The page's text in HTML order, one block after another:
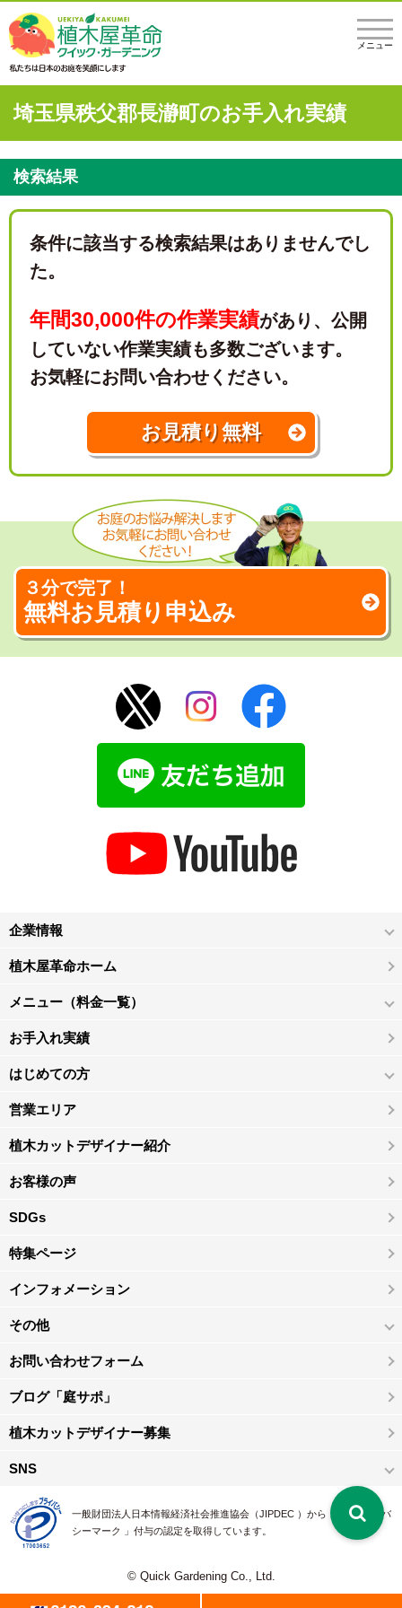
メニュー
埼玉県秩父郡長瀞町のお手入れ実績
検索結果
条件に該当する検索結果はありませんでし
た。
年間30,000件の作業実績があり、 公開
していない作業実績も多数ございます。
お気軽にお問い合わせください。
お見積り無料
３分で完了！
無料お見積り申込み
企業情報
植木屋革命ホーム
メニュー（料金一覧）
お手入れ実績
はじめての方
営業エリア
植木カットデザイナー紹介
お客様の声
SDGs
特集ページ
インフォメーション
その他
お問い合わせフォーム
ブログ「庭サポ」
植木カットデザイナー募集
SNS
一般財団法人日本情報経済社会推進協会（JIPDEC ）から 、「 プライバ
シーマーク 」付与の認定を取得しています。
© Quick Gardening Co., Ltd.